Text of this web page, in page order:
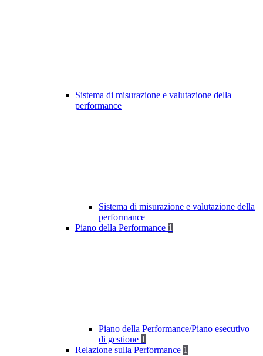
Sistema di misurazione e valutazione della
performance
Sistema di misurazione e valutazione della
performance
Piano della Performance 1
Piano della Performance/Piano esecutivo
di gestione 1
Relazione sulla Performance 1